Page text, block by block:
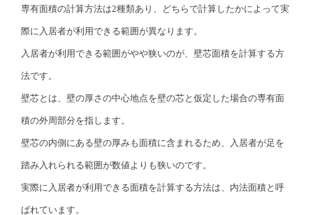
専有面積の計算方法は2種類あり、どちらで計算したかによって実
際に入居者が利用できる範囲が異なります。
入居者が利用できる範囲がやや狭いのが、壁芯面積を計算する方
法です。
壁芯とは、壁の厚さの中心地点を壁の芯と仮定した場合の専有面
積の外周部分を指します。
壁芯の内側にある壁の厚みも面積に含まれるため、入居者が足を
踏み入れられる範囲が数値よりも狭いのです。
実際に入居者が利用できる面積を計算する方法は、内法面積と呼
ばれています。